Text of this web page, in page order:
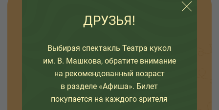
Узнавайте новости
о премьерах спектаклей, наших проектах и
интересных событиях в жизни театра.
ОТПРАВИТЬ
ДРУЗЬЯ!
Выбирая спектакль Театра кукол
им. В. Машкова, обратите внимание
на рекомендованный возраст
в разделе «Афиша». Билет
покупается на каждого зрителя